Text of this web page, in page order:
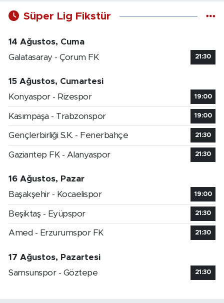
Süper Lig Fikstür
14 Ağustos, Cuma
Galatasaray - Çorum FK
21:30
15 Ağustos, Cumartesi
Konyaspor - Rizespor
19:00
Kasımpaşa - Trabzonspor 19:00
Gençlerbirliği S.K. - Fenerbahçe 21:30
Gaziantep FK - Alanyaspor 21:30
16 Ağustos, Pazar
Başakşehir - Kocaelispor
19:00
Beşiktaş - Eyüpspor 21:30
Amed - Erzurumspor FK 21:30
17 Ağustos, Pazartesi
Samsunspor - Göztepe
21:30